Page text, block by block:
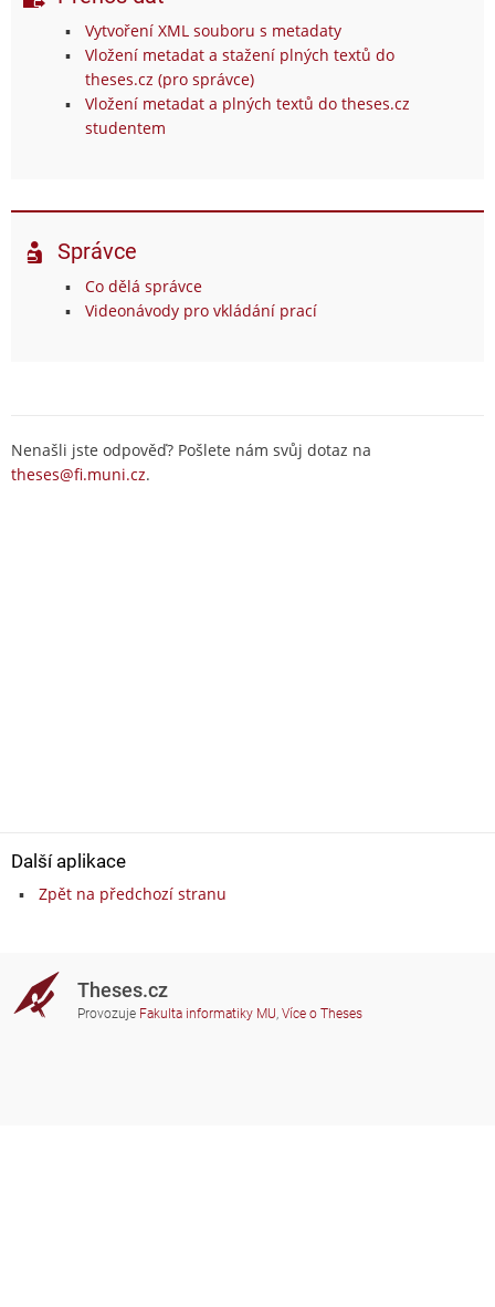
Vytvoření XML souboru s metadaty
Vložení metadat a stažení plných textů do
theses.cz (pro správce)
Vložení metadat a plných textů do theses.cz
studentem
Správce
Co dělá správce
Videonávody pro vkládání prací
Nenašli jste odpověď? Pošlete nám svůj dotaz na
theses@fi.muni.cz.
Další aplikace
Zpět na předchozí stranu
Theses.cz
Provozuje Fakulta informatiky MU, Více o Theses